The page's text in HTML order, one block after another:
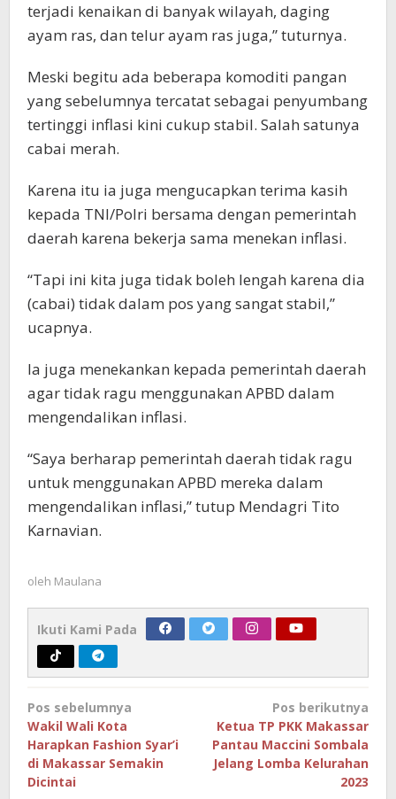
terjadi kenaikan di banyak wilayah, daging
ayam ras, dan telur ayam ras juga,” tuturnya.
Meski begitu ada beberapa komoditi pangan
yang sebelumnya tercatat sebagai penyumbang
tertinggi inflasi kini cukup stabil. Salah satunya
cabai merah.
Karena itu ia juga mengucapkan terima kasih
kepada TNI/Polri bersama dengan pemerintah
daerah karena bekerja sama menekan inflasi.
“Tapi ini kita juga tidak boleh lengah karena dia
(cabai) tidak dalam pos yang sangat stabil,”
ucapnya.
Ia juga menekankan kepada pemerintah daerah
agar tidak ragu menggunakan APBD dalam
mengendalikan inflasi.
“Saya berharap pemerintah daerah tidak ragu
untuk menggunakan APBD mereka dalam
mengendalikan inflasi,” tutup Mendagri Tito
Karnavian.
oleh Maulana
Ikuti Kami Pada
Navigasi
pos
Pos sebelumnya
Wakil Wali Kota
Harapkan Fashion Syar’i
di Makassar Semakin
Dicintai
Pos berikutnya
Ketua TP PKK Makassar
Pantau Maccini Sombala
Jelang Lomba Kelurahan
2023